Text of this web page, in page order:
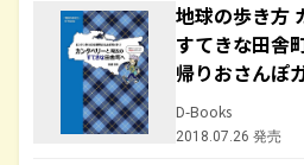
地球の歩き方
すてきな田舎
帰りおさんぽ
D-Books
2018.07.26 発売